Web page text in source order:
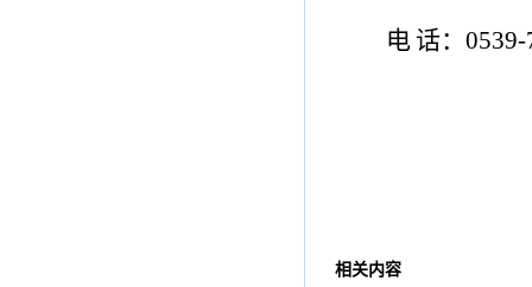
电 话： 0539-
相关内容